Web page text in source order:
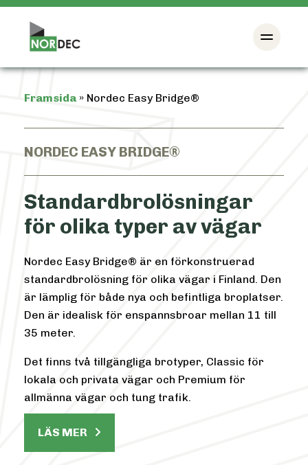
Framsida » Nordec Easy Bridge®
NORDEC EASY BRIDGE®
Standardbrolösningar
för olika typer av vägar
Nordec Easy Bridge® är en förkonstruerad
standardbrolösning för olika vägar i Finland. Den
är lämplig för både nya och befintliga broplatser.
Den är idealisk för enspannsbroar mellan 11 till
35 meter.
Det finns två tillgängliga brotyper, Classic för
lokala och privata vägar och Premium för
allmänna vägar och tung trafik.
LÄS MER